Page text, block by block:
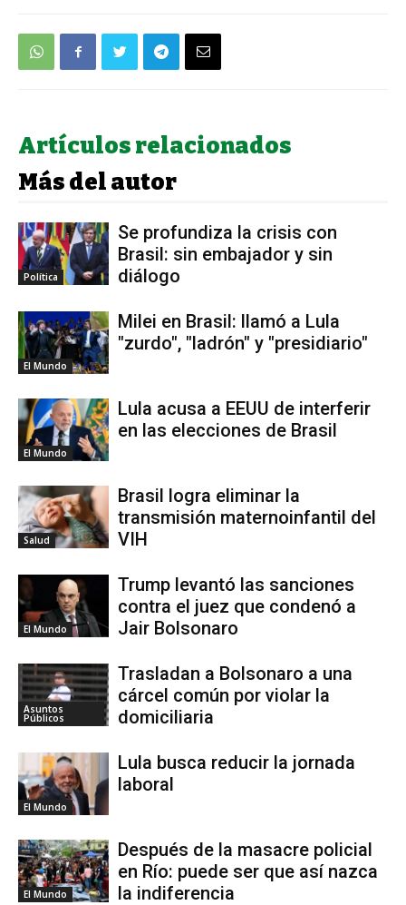
Artículos relacionados
Más del autor
Política
Se profundiza la crisis con
Brasil: sin embajador y sin
diálogo
El Mundo
Milei en Brasil: llamó a Lula
"zurdo", "ladrón" y "presidiario"
El Mundo
Lula acusa a EEUU de interferir
en las elecciones de Brasil
Salud
Brasil logra eliminar la
transmisión maternoinfantil del
VIH
El Mundo
Trump levantó las sanciones
contra el juez que condenó a
Jair Bolsonaro
Asuntos
Públicos
Trasladan a Bolsonaro a una
cárcel común por violar la
domiciliaria
El Mundo
Lula busca reducir la jornada
laboral
El Mundo
Después de la masacre policial
en Río: puede ser que así nazca
la indiferencia